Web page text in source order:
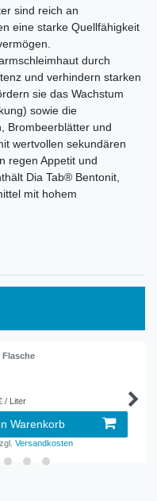
sind reich an
eine starke Quellfähigkeit
durch
und verhindern starken
sie das Wachstum
sowie die
Brombeerblätter und
wertvollen sekundären
regen Appetit und
Dia Tab® Bentonit,
mit hohem
Flasche
/ Liter
Warenkorb
Versandkosten